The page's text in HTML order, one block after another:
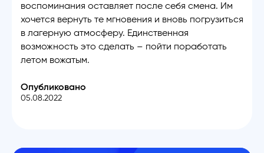
воспоминания оставляет после себя смена. Им
хочется вернуть те мгновения и вновь погрузиться
в лагерную атмосферу. Единственная
возможность это сделать – пойти поработать
летом вожатым.
Опубликовано
05.08.2022